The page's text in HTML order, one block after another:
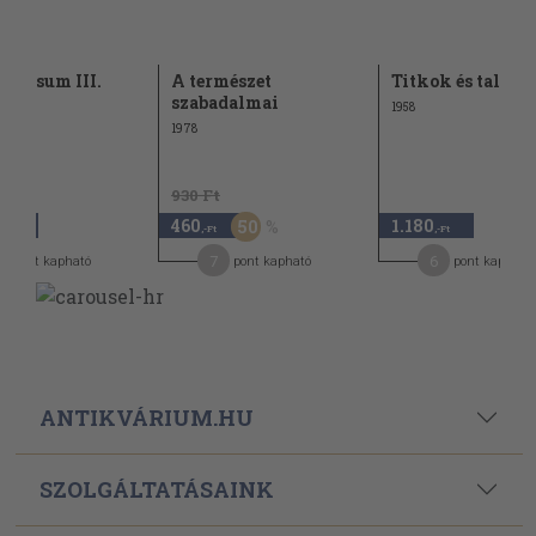
III.
pont kapható
A természet
szabadalmai
1978
930 Ft
460 ,-Ft 50
pont kapható
Titkok és
1958
1.180 ,-Ft
pont kapható
ANTIKVÁRIUM.HU
SZOLGÁLTATÁSAINK